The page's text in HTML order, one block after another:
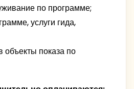
по программе;
услуги гида,
показа по